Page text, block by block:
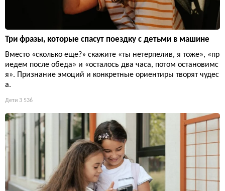
Три фразы, которые спасут поездку с детьми в машине
Вместо «сколько еще?» скажите «ты нетерпелив, я тоже», «пр
иедем после обеда» и «осталось два часа, потом остановимс
я». Признание эмоций и конкретные ориентиры творят чудес
а.
Дети 3 536